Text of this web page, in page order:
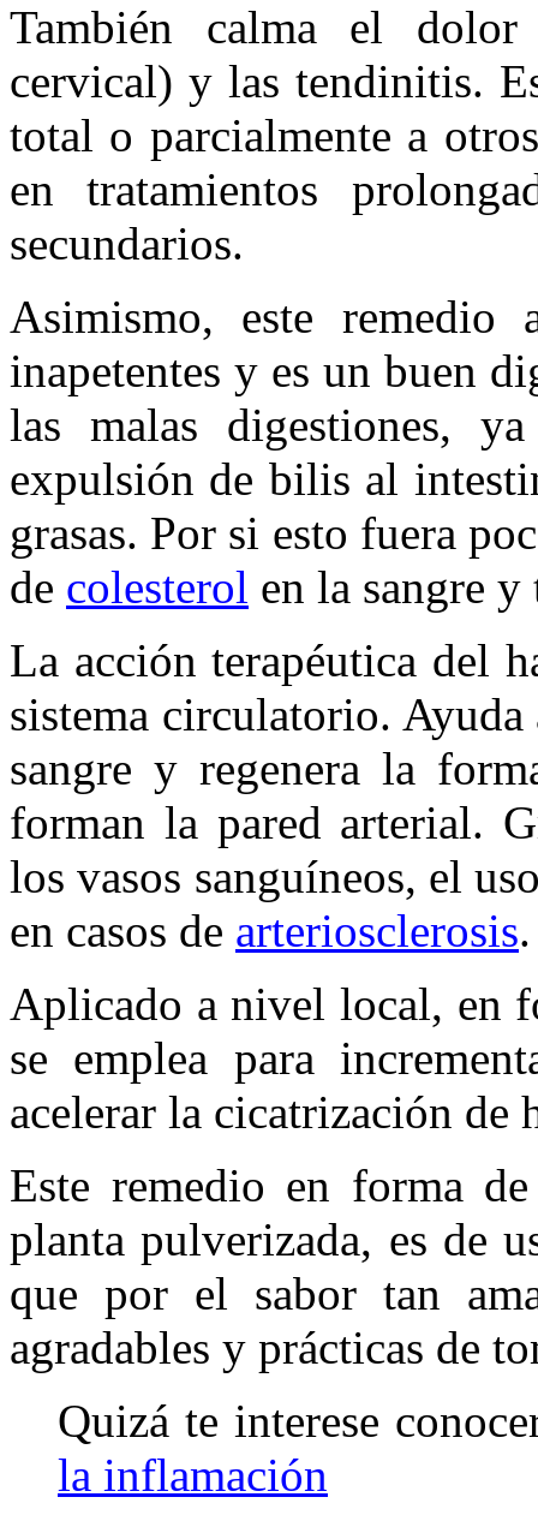
También calma el
cervical) y las tendinitis.
total o parcialmente a
en tratamientos
secundarios.
Asimismo, este remedio
inapetentes y es un buen
las malas digestiones,
expulsión de bilis al
grasas. Por si esto fuera
de colesterol en la sangre
La acción terapéutica del
sistema circulatorio.
sangre y regenera la
forman la pared arterial.
los vasos sanguíneos, el
en casos de arteriosclerosis.
Aplicado a nivel local, en
se emplea para
acelerar la cicatrización de
Este remedio en forma
planta pulverizada, es de
que por el sabor tan
agradables y prácticas de
Quizá te interese
la inflamación